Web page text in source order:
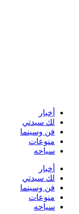
أخبار
لك سيدتي
فن وسينما
منوعات
سياحه
أخبار
لك سيدتي
فن وسينما
منوعات
سياحه